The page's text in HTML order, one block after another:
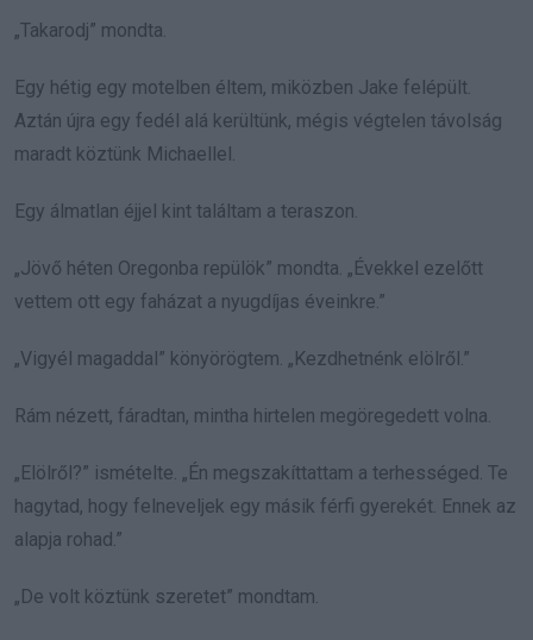
„Takarodj” mondta.
Egy hétig egy motelben éltem, miközben Jake felépült.
Aztán újra egy fedél alá kerültünk, mégis végtelen távolság
maradt köztünk Michaellel.
Egy álmatlan éjjel kint találtam a teraszon.
„Jövő héten Oregonba repülök” mondta. „Évekkel ezelőtt
vettem ott egy faházat a nyugdíjas éveinkre.”
„Vigyél magaddal” könyörögtem. „Kezdhetnénk elölről.”
Rám nézett, fáradtan, mintha hirtelen megöregedett volna.
„Elölről?” ismételte. „Én megszakíttattam a terhességed. Te
hagytad, hogy felneveljek egy másik férfi gyerekét. Ennek az
alapja rohad.”
„De volt köztünk szeretet” mondtam.